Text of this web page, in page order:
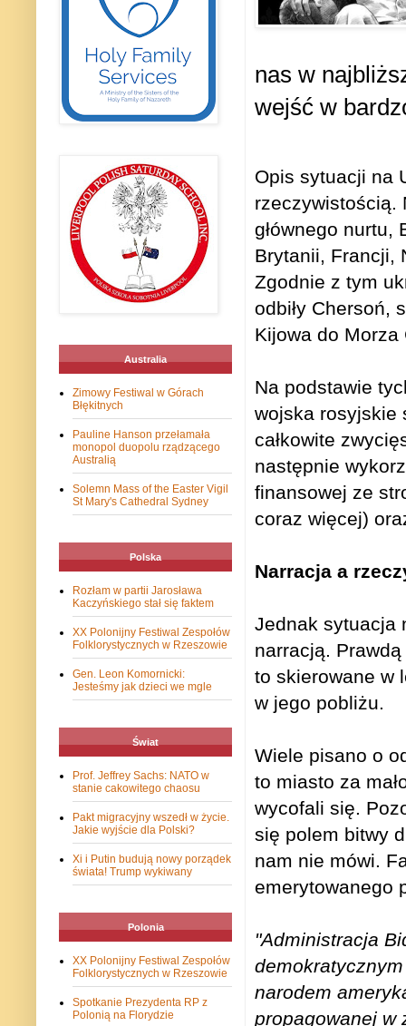
nas w
wejść w
Opis sytuacji na
rzeczywistością.
głównego nurtu,
Brytanii, Francji,
Zgodnie z tym
odbiły Chersoń,
Kijowa do Morza
Na podstawie
wojska rosyjskie
całkowite
następnie
finansowej ze
coraz więcej)
Narracja a
Jednak sytuacja
narracją.
to skierowane w
w jego pobliżu.
Wiele pisano o
to miasto za
wycofali się.
się polem bitwy
nam nie mówi.
emerytowanego
"Administracja
narodem
propagowanej w
Australia
Zimowy Festiwal w Górach
Błękitnych
Pauline Hanson przełamała
monopol duopolu rządzącego
Australią
Solemn Mass of the Easter Vigil
St Mary's Cathedral Sydney
Polska
Rozłam w partii Jarosława
Kaczyńskiego stał się faktem
XX Polonijny Festiwal Zespołów
Folklorystycznych w Rzeszowie
Gen. Leon Komornicki:
Jesteśmy jak dzieci we mgle
Świat
Prof. Jeffrey Sachs: NATO w
stanie cakowitego chaosu
Pakt migracyjny wszedł w życie.
Jakie wyjście dla Polski?
Xi i Putin budują nowy porządek
świata! Trump wykiwany
Polonia
XX Polonijny Festiwal Zespołów
Folklorystycznych w Rzeszowie
Spotkanie Prezydenta RP z
Polonią na Florydzie